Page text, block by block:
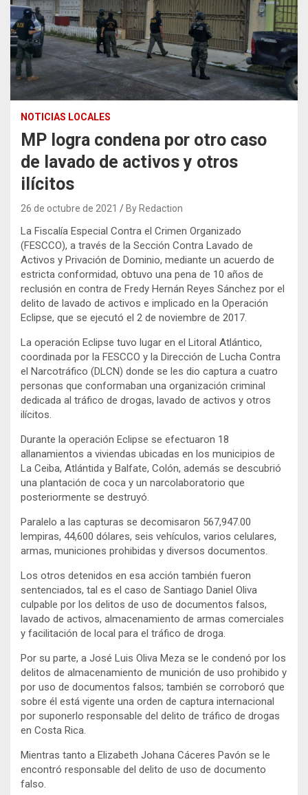
NOTICIAS LOCALES
MP logra condena por otro caso
de lavado de activos y otros
ilícitos
26 de octubre de 2021 By Redaction
La Fiscalía Especial Contra el Crimen Organizado
(FESCCO), a través de la Sección Contra Lavado de
Activos y Privación de Dominio, mediante un acuerdo de
estricta conformidad, obtuvo una pena de 10 años de
reclusión en contra de Fredy Hernán Reyes Sánchez por el
delito de lavado de activos e implicado en la Operación
Eclipse, que se ejecutó el 2 de noviembre de 2017.
La operación Eclipse tuvo lugar en el Litoral Atlántico,
coordinada por la FESCCO y la Dirección de Lucha Contra
el Narcotráfico (DLCN) donde se les dio captura a cuatro
personas que conformaban una organización criminal
dedicada al tráfico de drogas, lavado de activos y otros
ilícitos.
Durante la operación Eclipse se efectuaron 18
allanamientos a viviendas ubicadas en los municipios de
La Ceiba, Atlántida y Balfate, Colón, además se descubrió
una plantación de coca y un narcolaboratorio que
posteriormente se destruyó.
Paralelo a las capturas se decomisaron 567,947.00
lempiras, 44,600 dólares, seis vehículos, varios celulares,
armas, municiones prohibidas y diversos documentos.
Los otros detenidos en esa acción también fueron
sentenciados, tal es el caso de Santiago Daniel Oliva
culpable por los delitos de uso de documentos falsos,
lavado de activos, almacenamiento de armas comerciales
y facilitación de local para el tráfico de droga.
Por su parte, a José Luis Oliva Meza se le condenó por los
delitos de almacenamiento de munición de uso prohibido y
por uso de documentos falsos; también se corroboró que
sobre él está vigente una orden de captura internacional
por suponerlo responsable del delito de tráfico de drogas
en Costa Rica.
Mientras tanto a Elizabeth Johana Cáceres Pavón se le
encontró responsable del delito de uso de documento
falso.